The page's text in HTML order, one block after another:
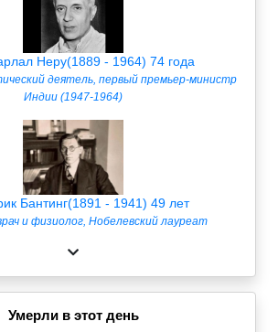
Неру(1889 - 1964) 74 года
деятель, первый премьер-министр
Индии (1947-1964)
Бантинг(1891 - 1941) 49 лет
и физиолог, Нобелевский лауреат
Умерли в этот день